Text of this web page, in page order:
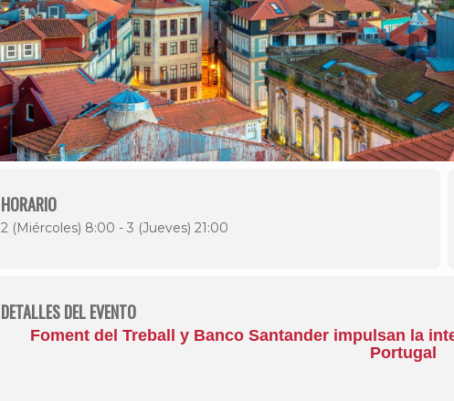
HORARIO
2 (Miércoles) 8:00 - 3 (Jueves) 21:00
DETALLES DEL EVENTO
Foment del Treball y Banco Santander impulsan la
Portugal